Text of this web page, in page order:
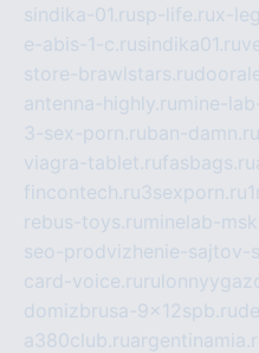
sindika-01.rusp-life.rux-
e-abis-1-c.rusindika01.ru
store-brawlstars.ru
antenna-highly.ru mine-
3-sex-porn.ruban-damn.ru
viagra-tablet.rufasbags.ru
fincontech.ru3sexporn.ru
rebus-toys.ru minelab-
seo-prodvizhenie-sajtov-
card-voice.ru
domizbrusa-9x12spb.ru
a380club.ru